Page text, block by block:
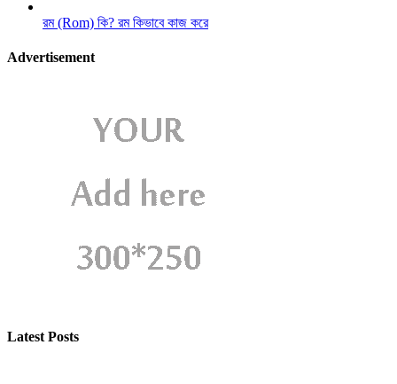
রম (Rom) কি? রম কিভাবে কাজ করে
Advertisement
Latest Posts